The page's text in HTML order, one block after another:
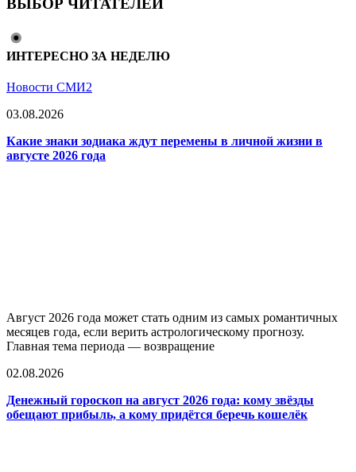
ВЫБОР ЧИТАТЕЛЕЙ
ИНТЕРЕСНО ЗА НЕДЕЛЮ
Новости СМИ2
03.08.2026
Какие знаки зодиака ждут перемены в личной жизни в
августе 2026 года
Август 2026 года может стать одним из самых романтичных
месяцев года, если верить астрологическому прогнозу.
Главная тема периода — возвращение
02.08.2026
Денежный гороскоп на август 2026 года: кому звёзды
обещают прибыль, а кому придётся беречь кошелёк